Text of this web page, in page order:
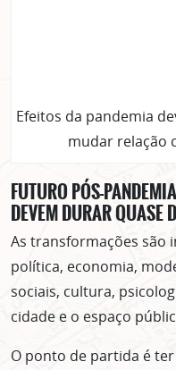
Efeitos da pandemia
mudar relação
FUTURO PÓS-
DEVEM DURAR QUASE
As transformações são
política, economia,
sociais, cultura,
cidade e o espaço
O ponto de partida é